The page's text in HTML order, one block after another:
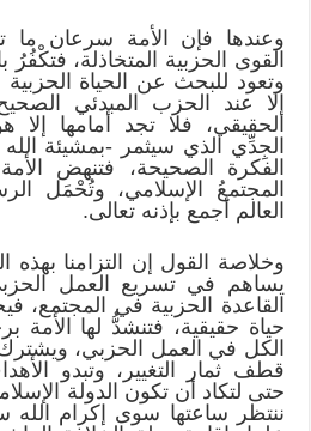
وعندها فإن الأمة سرعان
القوى الحزبية المتخاذلة، فتكْفُرُ
وتعود للبحث عن الحياة الحزبية
إلا عند الحزب المبدئي
الحقيقي، فلا تجد أمامها إلا
الجِدِّي الذي سيثمر -بمشيئة
الفكرة الصحيحة، فتنهض
المجتمعُ الإسلامي، وتُحْمَل
العالم أجمع بإذنه تعالى.
وخلاصة القول إن التزامنا بهذه
يساهم في تسريع العمل
القاعدة الحزبية في المجتمع،
حياة حقيقية، فتنشدُّ لها الأمة
الكل في العمل الحزبي،
قطف ثمار التغيير، وتبدو
حتى لتكاد أن تكون الدولة
ننتظر ساعتها سوى إكرام الله